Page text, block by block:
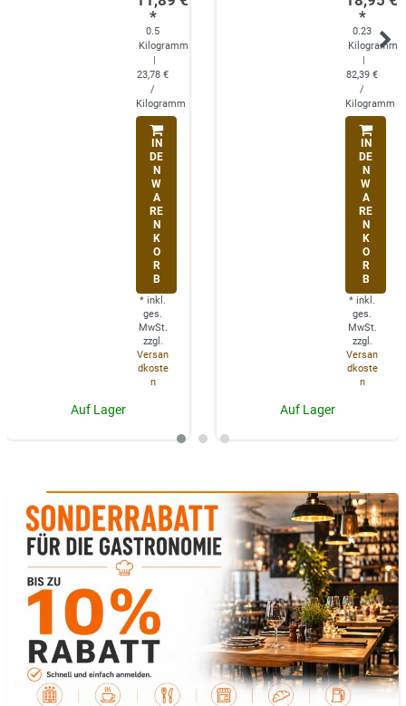
*
0.5
Kilogramm
23,78 €
/
Kilogramm
IN
DE
N
W
A
RE
N
K
O
R
B
* inkl.
ges.
MwSt.
zzgl.
Versan
dkoste
n
Auf Lager
*
0.23
Kilogramm
82,39 €
/
Kilogramm
IN
DE
N
W
A
RE
N
K
O
R
B
* inkl.
ges.
MwSt.
zzgl.
Versan
dkoste
n
Auf Lager